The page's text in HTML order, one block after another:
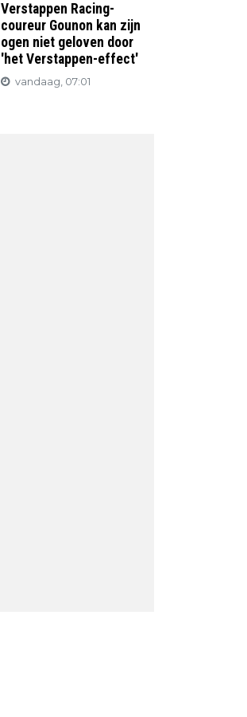
Verstappen Racing-
coureur Gounon kan zijn
ogen niet geloven door
'het Verstappen-effect'
vandaag, 07:01